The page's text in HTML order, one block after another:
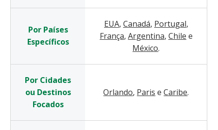
Por Países
Específicos
EUA, Canadá, Portugal,
França, Argentina, Chile e
México.
Por Cidades
ou Destinos
Focados
Orlando, Paris e Caribe.